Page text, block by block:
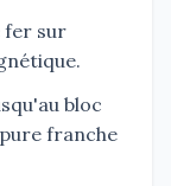
fer sur
bloc
franche